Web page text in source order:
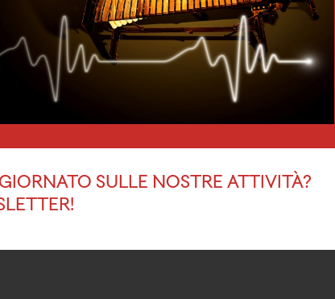
SULLE NOSTRE ATTIVITÀ?